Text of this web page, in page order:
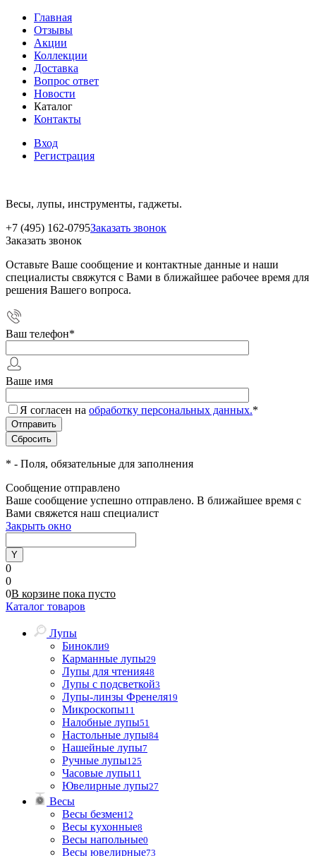
Главная
Отзывы
Акции
Коллекции
Доставка
Вопрос ответ
Новости
Каталог
Контакты
Вход
Регистрация
Весы, лупы, инструменты, гаджеты.
+7 (495) 162-0795Заказать звонок
Заказать звонок
Оставьте Ваше сообщение и контактные данные и наши
специалисты свяжутся с Вами в ближайшее рабочее время для
решения Вашего вопроса.
Ваш телефон*
Ваше имя
Я согласен на обработку персональных данных.*
* - Поля, обязательные для заполнения
Сообщение отправлено
Ваше сообщение успешно отправлено. В ближайшее время с
Вами свяжется наш специалист
Закрыть окно
0
0
0В корзине пока пусто
Каталог товаров
Лупы
Бинокли9
Карманные лупы29
Лупы для чтения48
Лупы с подсветкой3
Лупы-линзы Френеля19
Микроскопы11
Налобные лупы51
Настольные лупы84
Нашейные лупы7
Ручные лупы125
Часовые лупы11
Ювелирные лупы27
Весы
Весы безмен12
Весы кухонные8
Весы напольные0
Весы ювелирные73